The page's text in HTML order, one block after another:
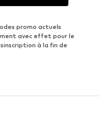
promo actuels
avec effet pour le
à la fin de